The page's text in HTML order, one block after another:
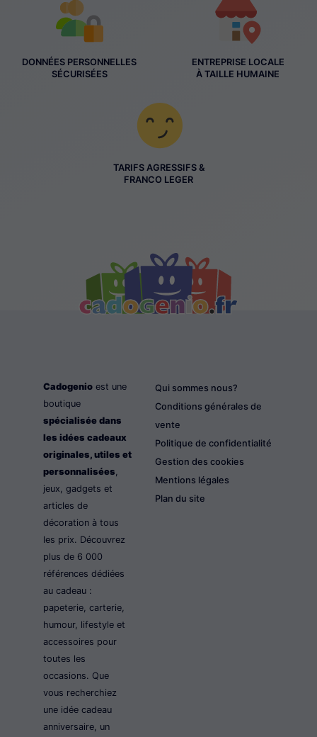
DONNÉES PERSONNELLES
SÉCURISÉES
ENTREPRISE LOCALE
À TAILLE HUMAINE
TARIFS AGRESSIFS &
FRANCO LEGER
Cadogenio est une
boutique
spécialisée dans
les idées cadeaux
originales, utiles et
personnalisées
jeux, gadgets et
articles de
décoration à tous
les prix. Découvrez
plus de 6 000
références dédiées
au cadeau :
papeterie, carterie,
humour, lifestyle et
accessoires pour
toutes les
occasions. Que
vous recherchiez
une idée cadeau
anniversaire, un
Qui sommes nous?
Conditions générales de
vente
Politique de confidentialité
Gestion des cookies
Mentions légales
Plan du site